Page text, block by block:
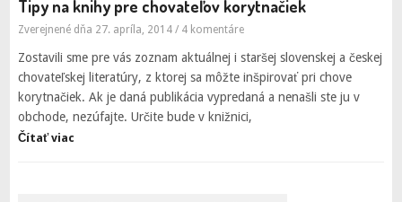
Tipy na knihy pre chovateľov korytnačiek
Zverejnené dňa 27. apríla, 2014/ 4 komentáre
Zostavili sme pre vás zoznam aktuálnej i staršej slovenskej a českej
chovateľskej literatúry, z ktorej sa môžte inšpirovať pri chove
korytnačiek. Ak je daná publikácia vypredaná a nenašli ste ju v
obchode, nezúfajte. Určite bude v knižnici,
Čítať viac